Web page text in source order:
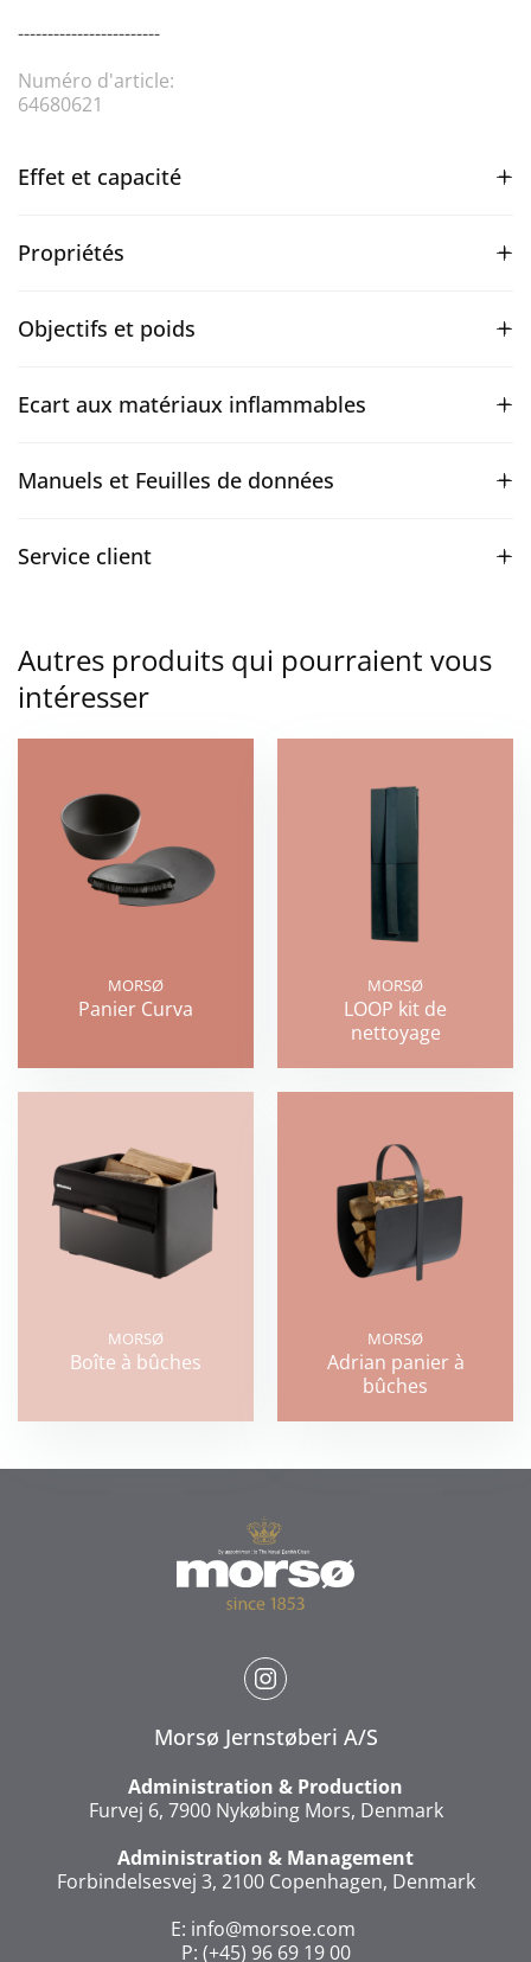
------------------------
Numéro d'article:
64680621
Effet et capacité
Propriétés
Objectifs et poids
Ecart aux matériaux inflammables
Manuels et Feuilles de données
Service client
Autres produits qui pourraient vous
intéresser
MORSØ
Panier Curva
MORSØ
LOOP kit de
nettoyage
MORSØ
Boîte à bûches
MORSØ
Adrian panier à
bûches
Morsø Jernstøberi A/S
Administration & Production
Furvej 6, 7900 Nykøbing Mors, Denmark
Administration & Management
Forbindelsesvej 3, 2100 Copenhagen, Denmark
E: info@morsoe.com
P: (+45) 96 69 19 00